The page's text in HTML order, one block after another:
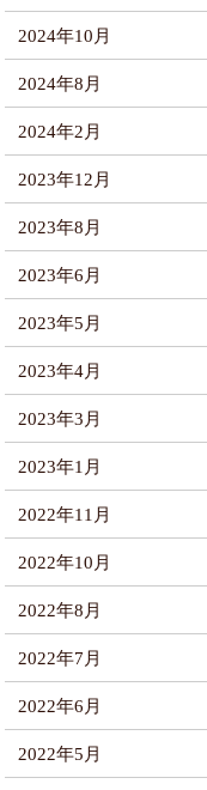
2024年10月
2024年8月
2024年2月
2023年12月
2023年8月
2023年6月
2023年5月
2023年4月
2023年3月
2023年1月
2022年11月
2022年10月
2022年8月
2022年7月
2022年6月
2022年5月